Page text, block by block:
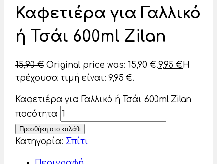
Καφετιέρα για Γαλλικό
ή Τσάι 600ml Zilan
15,90€ Original price was: 15,90 €.9,95 €Η
τρέχουσα τιμή είναι: 9,95 €.
Καφετιέρα για Γαλλικό ή Τσάι 600ml Zilan
ποσότητα
Προσθήκη στο καλάθι
Κατηγορία: Σπίτι